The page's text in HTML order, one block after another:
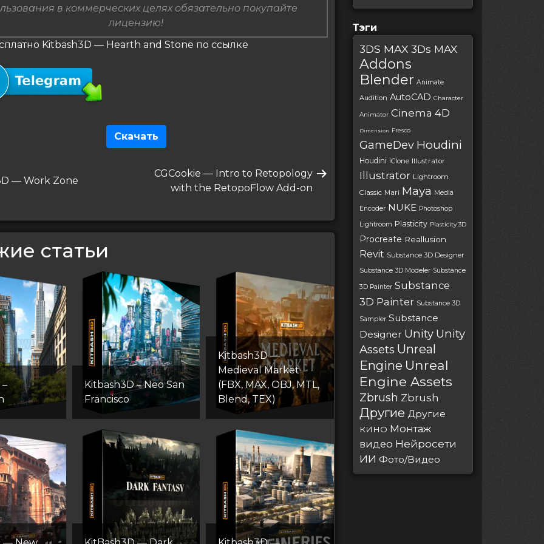
в коммерческих целях обязательно покупайте
лицензию!
Kitbash3D — Hearth and Stone по ссылке
Скачать
— Work Zone
Следующая
запись
CGCookie — Intro to Retopology
with the RetopoFlow Add-on
статьи
Kitbash3D – Neo San
Francisco
Kitbash3D —
Medieval Market
(FBX, MAX, OBJ, MTL,
Blend, TEX)
Тэги
3DS MAX 3Ds MAX
Addons
Blender Animate
Audition AutoCAD Character
Animator Cinema 4D
Dimension Fresco
GameDev Houdini
Houdini IClone Illustrator
Illustrator Lightroom
Classic Mari Maya
Media
Encoder NUKE Photoshop
Lightroom Plasticity Plasticity 3D
Procreate Reallusion
Revit Substance 3D Designer
Substance 3D Modeler Substance
3D Painter Substance
3D Painter Substance 3D
Sampler Substance
Designer Unity Unity
Assets Unreal
Engine Unreal
Engine Assets
Zbrush Zbrush
Другие Другие
КИНО Монтаж
видео Нейросети
ИИ Фото/Видео